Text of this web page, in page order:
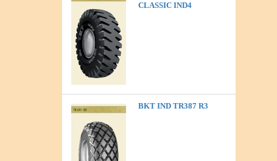
CLASSIC IND4
BKT IND TR387 R3